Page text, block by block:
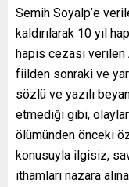
Semih Soyalp’e
kaldırılarak 10 yıl
hapis cezası verilen
fiilden sonraki ve
sözlü ve yazılı
etmediği gibi,
ölümünden önceki
konusuyla ilgisiz,
ithamları nazara